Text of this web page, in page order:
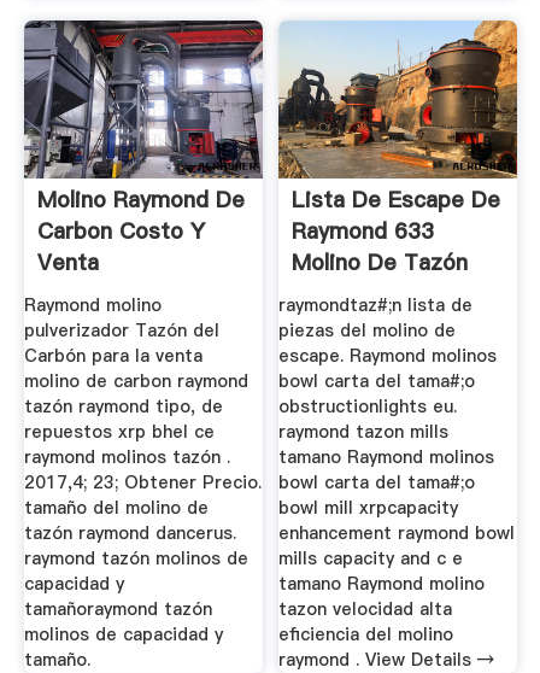
Molino Raymond De
Carbon Costo Y
Venta
Raymond molino
pulverizador Tazón del
Carbón para la venta
molino de carbon raymond
tazón raymond tipo, de
repuestos xrp bhel ce
raymond molinos tazón .
2017,4; 23; Obtener Precio.
tamaño del molino de
tazón raymond dancerus.
raymond tazón molinos de
capacidad y
tamañoraymond tazón
molinos de capacidad y
tamaño.
Lista De Escape De
Raymond 633
Molino De Tazón
raymondtaz#;n lista de
piezas del molino de
escape. Raymond molinos
bowl carta del tama#;o
obstructionlights eu.
raymond tazon mills
tamano Raymond molinos
bowl carta del tama#;o
bowl mill xrpcapacity
enhancement raymond bowl
mills capacity and c e
tamano Raymond molino
tazon velocidad alta
eficiencia del molino
raymond . View Details →